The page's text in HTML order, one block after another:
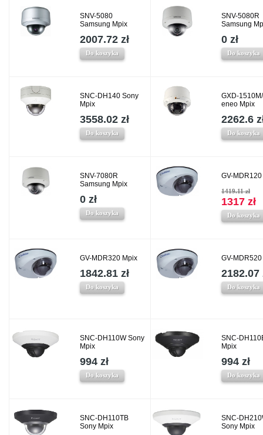
SNV-5080
Samsung Mpix
2007.72 zł
Do koszyka
SNV-5080R
Samsung
0 zł
Do koszyka
SNC-DH140 Sony
Mpix
3558.02 zł
Do koszyka
GXD-
eneo Mpix
2262.6
Do koszyka
SNV-7080R
Samsung Mpix
0 zł
Do koszyka
GV-
1419.11 zł
1317 zł
Do koszyka
GV-MDR320 Mpix
1842.81 zł
Do koszyka
GV-
2182.07
Do koszyka
SNC-DH110W Sony
Mpix
994 zł
Do koszyka
SNC-
Mpix
994 zł
Do koszyka
SNC-DH110TB
Sony Mpix
SNC-
Sony Mpix